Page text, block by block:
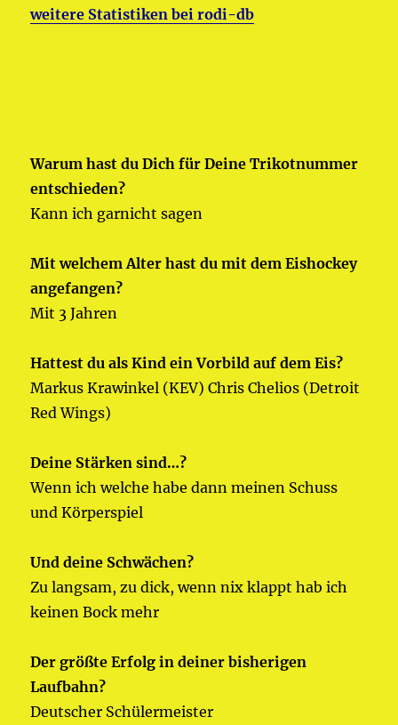
weitere Statistiken bei rodi-db
Warum hast du Dich für Deine Trikotnummer
entschieden?
Kann ich garnicht sagen
Mit welchem Alter hast du mit dem Eishockey
angefangen?
Mit 3 Jahren
Hattest du als Kind ein Vorbild auf dem Eis?
Markus Krawinkel (KEV) Chris Chelios (Detroit
Red Wings)
Deine Stärken sind…?
Wenn ich welche habe dann meinen Schuss
und Körperspiel
Und deine Schwächen?
Zu langsam, zu dick, wenn nix klappt hab ich
keinen Bock mehr
Der größte Erfolg in deiner bisherigen
Laufbahn?
Deutscher Schülermeister